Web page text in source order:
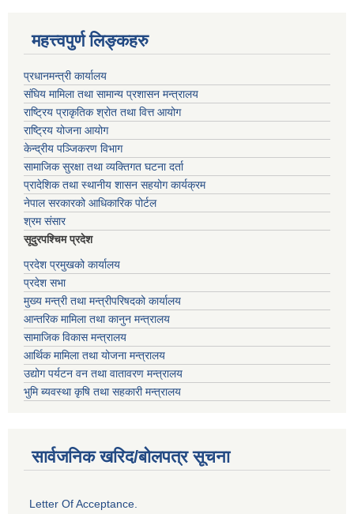
महत्त्वपुर्ण लिङ्कहरु
प्रधानमन्त्री कार्यालय
संघिय मामिला तथा सामान्य प्रशासन मन्त्रालय
राष्ट्रिय प्राकृतिक श्रोत तथा वित्त आयोग
राष्ट्रिय योजना आयोग
केन्द्रीय पञ्जिकरण विभाग
सामाजिक सुरक्षा तथा व्यक्तिगत घटना दर्ता
प्रादेशिक तथा स्थानीय शासन सहयोग कार्यक्रम
नेपाल सरकारको आधिकारिक पोर्टल
श्रम संसार
सूदुरपश्चिम प्रदेश
प्रदेश प्रमुखको कार्यालय
प्रदेश सभा
मुख्य मन्त्री तथा मन्त्रीपरिषदको कार्यालय
आन्तरिक मामिला तथा कानुन मन्त्रालय
सामाजिक विकास मन्त्रालय
आर्थिक मामिला तथा योजना मन्त्रालय
उद्योग पर्यटन वन तथा वातावरण मन्त्रालय
भुमि ब्यवस्था कृषि तथा सहकारी मन्त्रालय
सार्वजनिक खरिद/बोलपत्र सूचना
Letter Of Acceptance.